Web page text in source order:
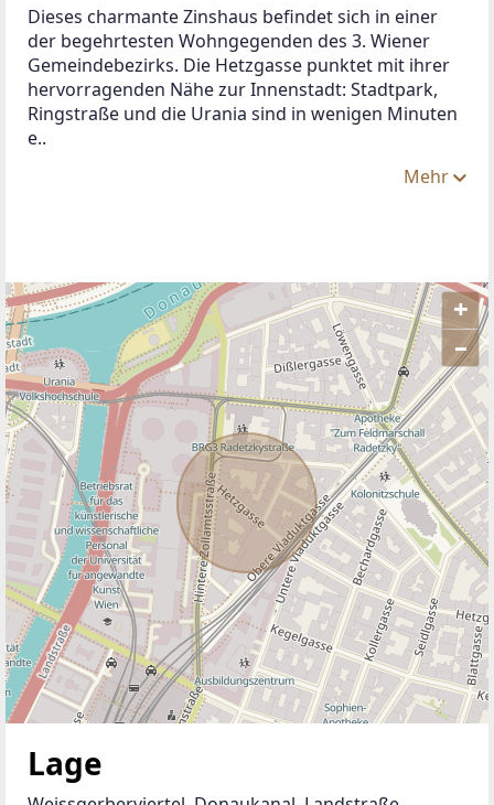
Dieses charmante Zinshaus befindet sich in einer
der begehrtesten Wohngegenden des 3. Wiener
Gemeindebezirks. Die Hetzgasse punktet mit ihrer
hervorragenden Nähe zur Innenstadt: Stadtpark,
Ringstraße und die Urania sind in wenigen Minuten
e..
Mehr
+
–
ANBIETER KONTAKTIEREN
Lage